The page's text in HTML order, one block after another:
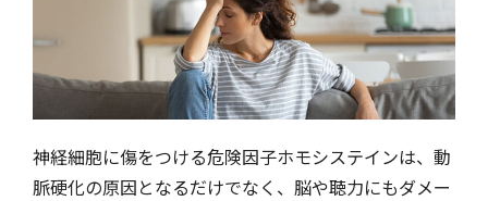
神経細胞に傷をつける危険因子ホモシステインは、動
脈硬化の原因となるだけでなく、脳や聴力にもダメー